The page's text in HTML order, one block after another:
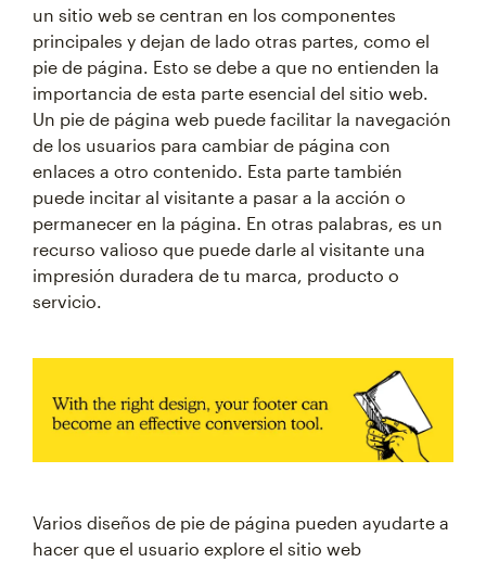
un sitio web se centran en los componentes
principales y dejan de lado otras partes, como el
pie de página. Esto se debe a que no entienden la
importancia de esta parte esencial del sitio web.
Un pie de página web puede facilitar la navegación
de los usuarios para cambiar de página con
enlaces a otro contenido. Esta parte también
puede incitar al visitante a pasar a la acción o
permanecer en la página. En otras palabras, es un
recurso valioso que puede darle al visitante una
impresión duradera de tu marca, producto o
servicio.
Varios diseños de pie de página pueden ayudarte a
hacer que el usuario explore el sitio web